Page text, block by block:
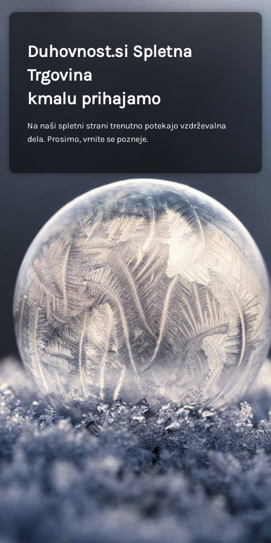
Duhovnost.si Spletna
Trgovina
kmalu prihajamo
Na naši spletni strani trenutno potekajo vzdrževalna
dela. Prosimo, vrnite se pozneje.